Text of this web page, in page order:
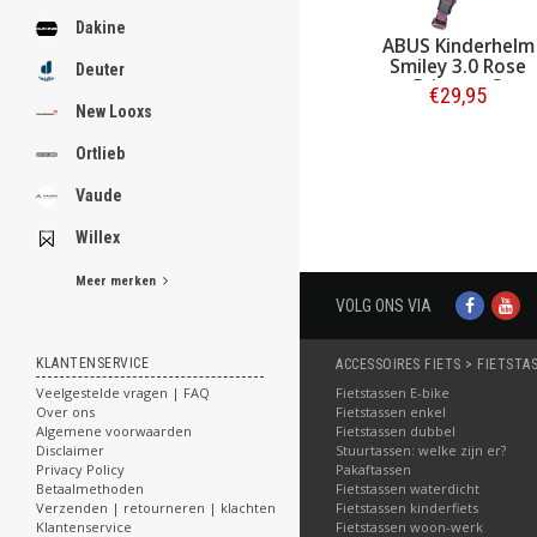
Dakine
Deuter
New Looxs
Ortlieb
Vaude
Willex
Meer merken
KLANTENSERVICE
Veelgestelde vragen | FAQ
Over ons
Algemene voorwaarden
Disclaimer
Privacy Policy
Betaalmethoden
Verzenden | retourneren | klachten
Klantenservice
ABUS Kinderhelm
Smiley 3.0 Rose
Princess S
€29,95
VOLG ONS VIA
ACCESSOIRES FIETS >
Fietstassen E-bike
Fietstassen enkel
Fietstassen dubbel
Stuurtassen: welke zijn er?
Pakaftassen
Fietstassen waterdicht
Fietstassen kinderfiets
Fietstassen woon-werk